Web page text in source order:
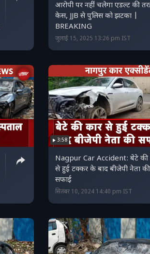
आरोपी पर नहीं चलेगा एडल्ट की
केस, JJB से पुलिस को झटका |
BREAKING
जुलाई 15, 2025 13:26 pm IST
3:58
Nagpur Car Accident: बेटे की
से हुई टक्कर के बाद बीजेपी नेता की
सफाई
सितंबर 10, 2024 14:40 pm IST